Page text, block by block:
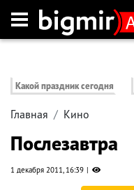
Какой праздник сегодня
Главная Кино
Послезавтра
1 декабря 2011, 16:39